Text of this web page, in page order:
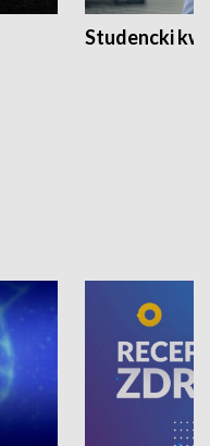
Studencki